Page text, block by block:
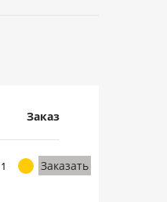
Заказ
Заказать